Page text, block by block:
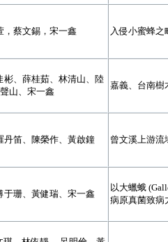
，蔡文錫，宋一鑫 入侵小蜜蜂
彬、薛桂茹、林清山、陸
聲山、宋一鑫
嘉義、台南樹
丹笛、陳榮作、黃啟鐘 曾文溪上游流
于珊、黃健瑞、宋一鑫
以大蠟蛾
病原真菌致病